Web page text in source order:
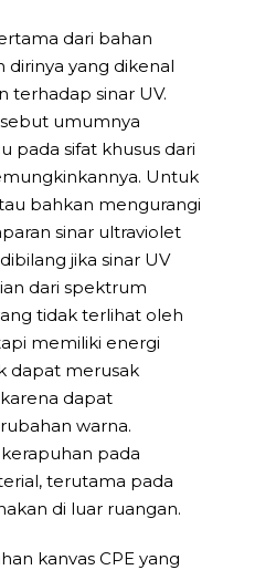
dari bahan
dirinya yang dikenal
terhadap sinar UV.
umumnya
pada sifat khusus dari
Untuk
bahkan mengurangi
sinar ultraviolet
jika sinar UV
dari spektrum
tidak terlihat oleh
memiliki energi
dapat merusak
dapat
warna.
pada
terutama pada
di luar ruangan.
kanvas CPE yang